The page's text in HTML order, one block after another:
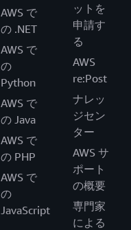
AWS で
の .NET
AWS で
の
Python
AWS で
の Java
AWS で
の PHP
AWS で
の
JavaScript
ットを
申請す
る
AWS
re:Post
ナレッ
ジセン
ター
AWS サ
ポート
の概要
専門家
による